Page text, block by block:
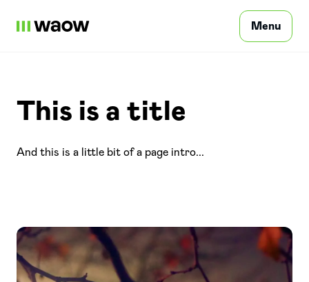
Menu
Privatpersonen
Unternehmer
Kontakt
This is a title
And this is a little bit of a page intro...